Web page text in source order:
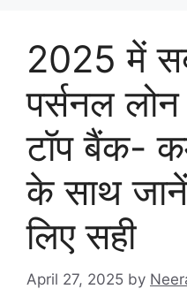
2025 में
पर्सनल
टॉप बैंक-
के साथ
लिए सही
April 27, 2025 by